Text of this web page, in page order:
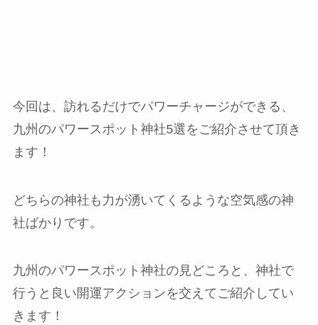
今回は、訪れるだけでパワーチャージができる、
九州のパワースポット神社5選をご紹介させて頂き
ます！
どちらの神社も力が湧いてくるような空気感の神
社ばかりです。
九州のパワースポット神社の見どころと、神社で
行うと良い開運アクションを交えてご紹介してい
きます！